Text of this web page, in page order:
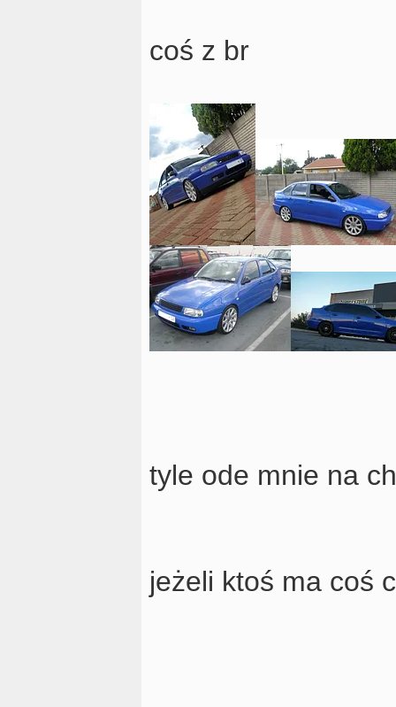
coś z br
tyle ode mnie na
jeżeli ktoś ma coś